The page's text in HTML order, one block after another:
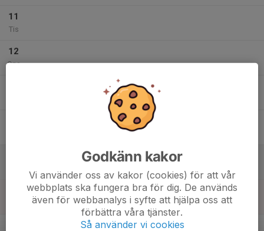
11
Tis
12
Ons
v.34
Godkänn kakor
Vi använder oss av kakor (cookies) för att vår
webbplats ska fungera bra för dig. De används
även för webbanalys i syfte att hjälpa oss att
förbättra våra tjänster.
Så använder vi cookies